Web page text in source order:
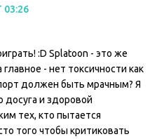
03:26
:D Splatoon - это же
- нет токсичности как
должен быть мрачным? Я
и здоровой
тех, кто пытается
того чтобы критиковать